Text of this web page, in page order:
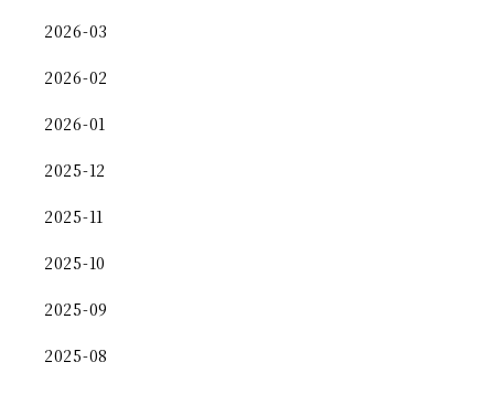
2026-03
2026-02
2026-01
2025-12
2025-11
2025-10
2025-09
2025-08